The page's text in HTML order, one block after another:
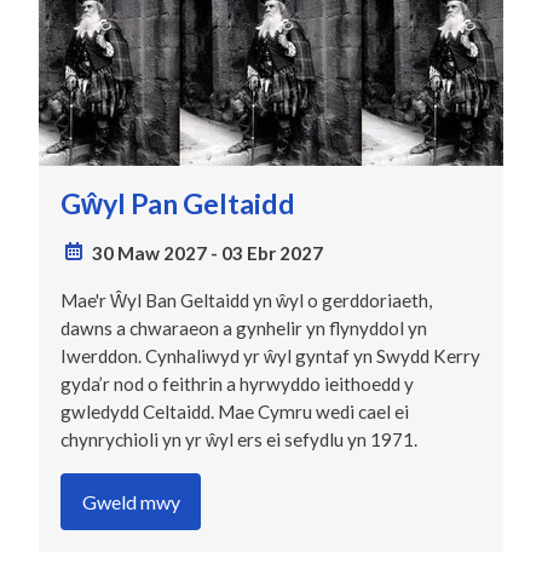
Gŵyl Pan Geltaidd
30 Maw 2027- 03 Ebr 2027
Mae'r Ŵyl Ban Geltaidd yn ŵyl o gerddoriaeth,
dawns a chwaraeon a gynhelir yn flynyddol yn
Iwerddon. Cynhaliwyd yr ŵyl gyntaf yn Swydd Kerry
gyda’r nod o feithrin a hyrwyddo ieithoedd y
gwledydd Celtaidd. Mae Cymru wedi cael ei
chynrychioli yn yr ŵyl ers ei sefydlu yn 1971.
Gweld mwy